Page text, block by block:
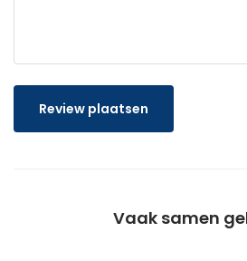
Review plaatsen
Vaak samen